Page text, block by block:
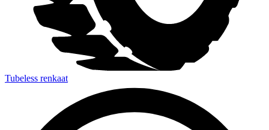
Tubeless renkaat